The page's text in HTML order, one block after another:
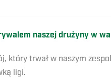
naszej drużyny w
który trwał w naszym
ligi.